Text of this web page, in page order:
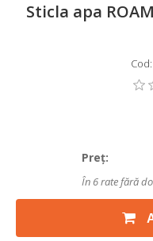
Sticla apa
Preţ:
În 6 rate fără